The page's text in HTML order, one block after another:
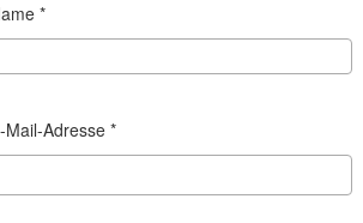
*
Mail-Adresse*